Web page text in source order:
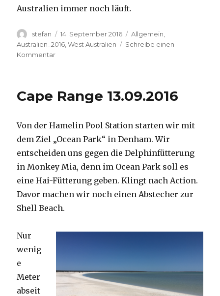
Australien immer noch läuft.
Autor
stefan
Veröffentlicht
am
14. September 2016 Kategorien
Allgemein
Australien_2016 ,West Australien
Schreibe einen
Kommentarzu
Cape Range 13.09.2016
Von der Hamelin Pool Station starten wir mit
dem Ziel „Ocean Park“ in Denham. Wir
entscheiden uns gegen die Delphinfütterung
in Monkey Mia, denn im Ocean Park soll es
eine Hai-Fütterung geben. Klingt nach Action.
Davor machen wir noch einen Abstecher zur
Shell Beach.
Nur
wenig
e
Meter
abseit